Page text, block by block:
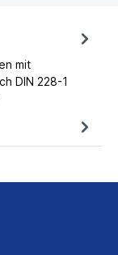
mit
DIN 228-1